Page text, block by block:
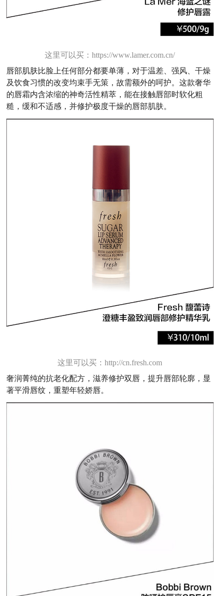
这里可以买：https://www.lamer.com.cn/
唇部肌肤比脸上任何部分都要单薄，对于温差、强风、干燥
及饮食习惯的改变均束手无策，故需额外的呵护。这款奢华
的唇霜内含浓缩的神奇活性精萃，能在接触唇部时软化粗
糙，缓和不适感，并修护极度干燥的唇部肌肤。
这里可以买：http://cn.fresh.com
奢润菁纯的抗老化配方，滋养修护双唇，提升唇部轮廓，显
著平滑唇纹，重塑年轻娇唇。